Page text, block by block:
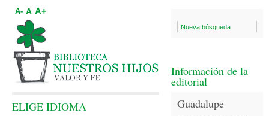
Nueva búsqueda
Información de la
editorial
Guadalupe
A- A A+
ELIGE IDIOMA